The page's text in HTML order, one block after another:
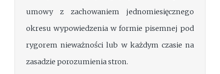
umowy z zachowaniem jednomiesięcznego
okresu wypowiedzenia w formie pisemnej pod
rygorem nieważności lub w każdym czasie na
zasadzie porozumienia stron.